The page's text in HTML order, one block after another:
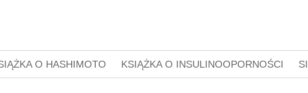
O HASHIMOTO KSIĄŻKA O INSULINOOPORNOŚCI